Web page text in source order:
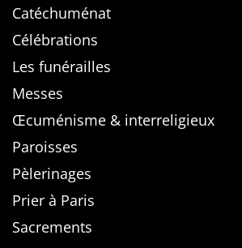
Catéchuménat
Célébrations
Les funérailles
Messes
Œcuménisme & interreligieux
Paroisses
Pèlerinages
Prier à Paris
Sacrements